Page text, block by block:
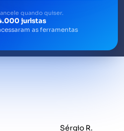
evoluindo para
unidades de
Sérgio R.
quando quiser.
juristas
as ferramentas